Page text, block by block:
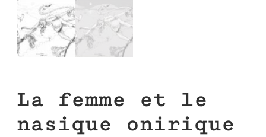
La femme et le
nasique onirique